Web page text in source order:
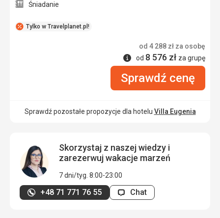
Tylko w Travelplanet.pl!
Śniadanie
od 4 288 zł za osobę
Informacje
od 8 576 zł za grupę
Sprawdź cenę
Sprawdź pozostałe propozycje dla hotelu Villa Eugenia
Skorzystaj z naszej wiedzy i
zarezerwuj wakacje marzeń
7 dni/tyg. 8:00-23:00
+48 71 771 76 55 Chat